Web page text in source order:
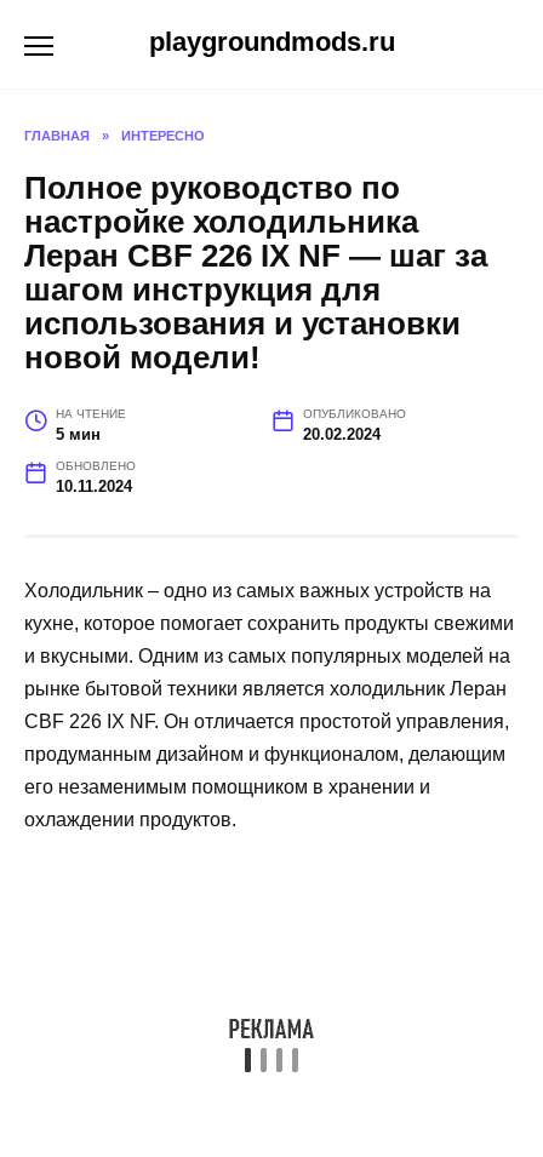
playgroundmods.ru
ГЛАВНАЯ » ИНТЕРЕСНО
Полное руководство по
настройке холодильника
Леран CBF 226 IX NF — шаг за
шагом инструкция для
использования и установки
новой модели!
НА ЧТЕНИЕ
5 мин
ОПУБЛИКОВАНО
20.02.2024
ОБНОВЛЕНО
10.11.2024
Холодильник – одно из самых важных устройств на
кухне, которое помогает сохранить продукты свежими
и вкусными. Одним из самых популярных моделей на
рынке бытовой техники является холодильник Леран
CBF 226 IX NF. Он отличается простотой управления,
продуманным дизайном и функционалом, делающим
его незаменимым помощником в хранении и
охлаждении продуктов.